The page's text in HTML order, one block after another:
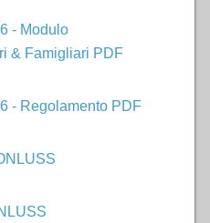
- Modulo
& Famigliari PDF
- Regolamento PDF